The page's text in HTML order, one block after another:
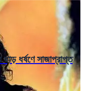
ধর্ষণে সাজাপ্রাপ্ত